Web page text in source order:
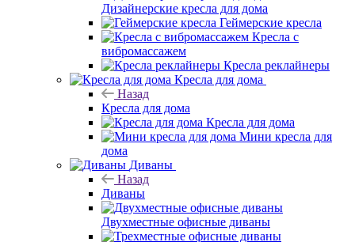
Дизайнерские кресла для дома
Геймерские кресла
Кресла с
вибромассажем
Кресла реклайнеры
Кресла для дома
Назад
Кресла для дома
Кресла для дома
Мини кресла для
дома
Диваны
Назад
Диваны
Двухместные офисные диваны